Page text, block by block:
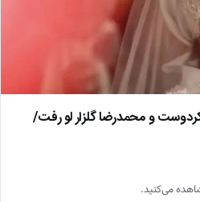
و محمدرضا گلزار لو رفت/
می‌کنید.